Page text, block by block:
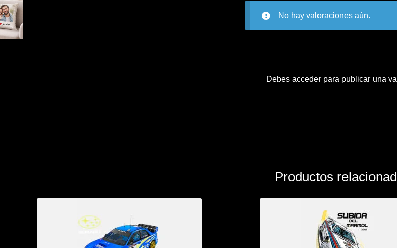
No hay valoraciones aún.
Debesacceder para publicar una
Productos